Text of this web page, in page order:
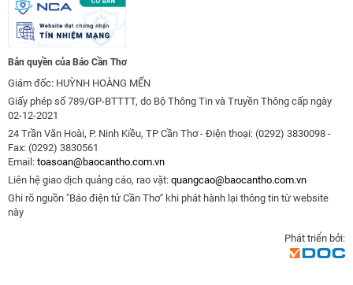
Bản quyền của Báo Cần Thơ
Giám đốc: HUỲNH HOÀNG MẾN
Giấy phép số 789/GP-BTTTT, do Bộ Thông Tin và Truyền Thông cấp ngày
02-12-2021
24 Trần Văn Hoài, P. Ninh Kiều, TP Cần Thơ - Điện thoại: (0292) 3830098 -
Fax: (0292) 3830561
Email: toasoan@baocantho.com.vn
Liên hệ giao dịch quảng cáo, rao vặt: quangcao@baocantho.com.vn
Ghi rõ nguồn "Báo điện tử Cần Thơ" khi phát hành lại thông tin từ website
này
Phát triển bởi: